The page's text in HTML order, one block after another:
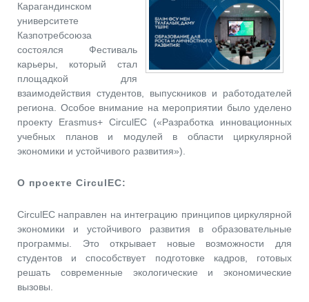
Карагандинском
университете
Казпотребсоюза
состоялся Фестиваль
карьеры, который стал
площадкой для
взаимодействия студентов, выпускников и работодателей
региона. Особое внимание на мероприятии было уделено
проекту Erasmus+ CirculEC («Разработка инновационных
учебных планов и модулей в области циркулярной
экономики и устойчивого развития»).
О проекте CirculEC:
CirculEC направлен на интеграцию принципов циркулярной
экономики и устойчивого развития в образовательные
программы. Это открывает новые возможности для
студентов и способствует подготовке кадров, готовых
решать современные экологические и экономические
вызовы.